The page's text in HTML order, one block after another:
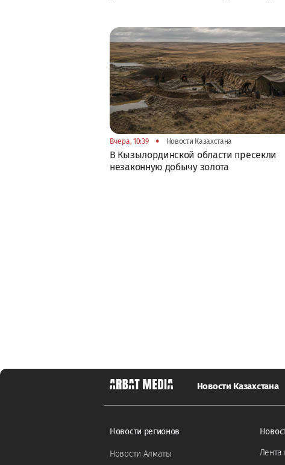
Вчера, 10:39 • Новости Казахстана
В Кызылординской области пресекли
незаконную добычу золота
Новости Казахстана
Новости регионов
Новости Алматы
Лента